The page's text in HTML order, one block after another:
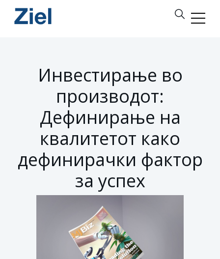
Инвестирање во
производот:
Дефинирање на
квалитетот како
дефинирачки фактор
за успех